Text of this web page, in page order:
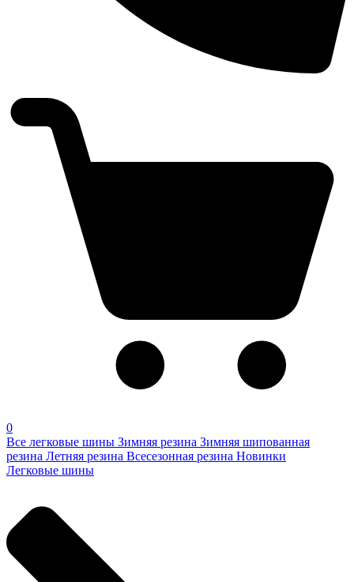
0
Все легковые шины Зимняя резина Зимняя шипованная
резина Летняя резина Всесезонная резина Новинки
Легковые шины